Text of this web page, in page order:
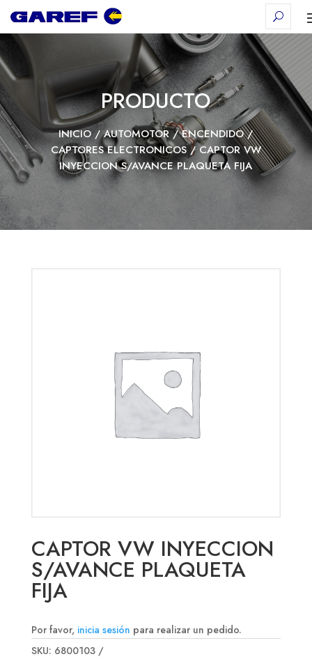
PRODUCTO
INICIO/AUTOMOTOR/ENCENDIDO/
CAPTORES ELECTRONICOS/ CAPTOR VW
INYECCION S/AVANCE PLAQUETA FIJA
CAPTOR VW INYECCION
S/AVANCE PLAQUETA
FIJA
Por favor, inicia sesión para realizar un pedido.
SKU: 6800103